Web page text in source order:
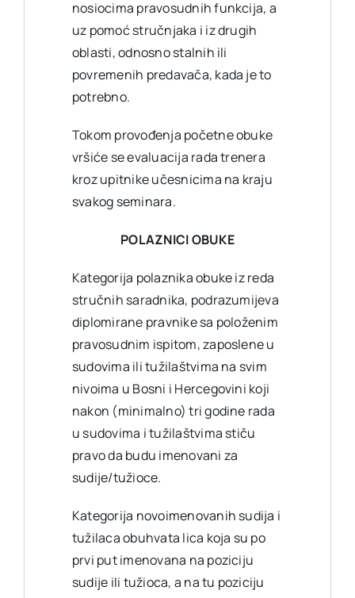
nosiocima pravosudnih funkcija, a
uz pomoć stručnjaka i iz drugih
oblasti, odnosno stalnih ili
povremenih predavača, kada je to
potrebno.
Tokom provođenja početne obuke
vršiće se evaluacija rada trenera
kroz upitnike učesnicima na kraju
svakog seminara.
POLAZNICI OBUKE
Kategorija polaznika obuke iz reda
stručnih saradnika, podrazumijeva
diplomirane pravnike sa položenim
pravosudnim ispitom, zaposlene u
sudovima ili tužilaštvima na svim
nivoima u Bosni i Hercegovini koji
nakon (minimalno) tri godine rada
u sudovima i tužilaštvima stiču
pravo da budu imenovani za
sudije/tužioce.
Kategorija novoimenovanih sudija i
tužilaca obuhvata lica koja su po
prvi put imenovana na poziciju
sudije ili tužioca, a na tu poziciju